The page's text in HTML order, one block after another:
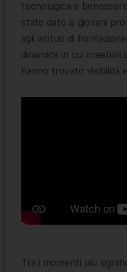
tecnologica e
stato dato ai giovani
agli istituti di
dinamica in cui
hanno trovato visibilità
Tra i momenti più